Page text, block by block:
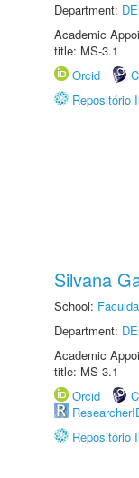
Department:
Academic
title: MS-3.1
Orcid
Repositório
Silvana
School:
Department:
Academic
title: MS-3.1
Orcid
Repositório